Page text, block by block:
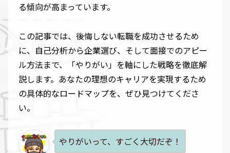
る傾向が高まっています。
この記事では、後悔しない転職を成功させるため
に、自己分析から企業選び、そして面接でのアピー
ル方法まで、「やりがい」を軸にした戦略を徹底解
説します。あなたの理想のキャリアを実現するため
の具体的なロードマップを、ぜひ見つけてくださ
い。
やりがいって、すごく大切だぞ！